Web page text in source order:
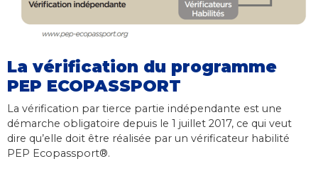
La vérification du programme
PEP ECOPASSPORT
La vérification par tierce partie indépendante est une
démarche obligatoire depuis le 1 juillet 2017, ce qui veut
dire qu’elle doit être réalisée par un vérificateur habilité
PEP Ecopassport®.